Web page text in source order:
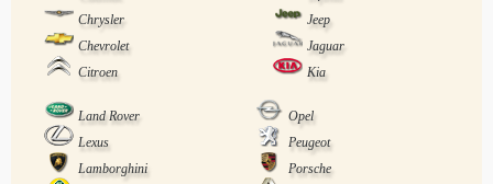
Chrysler
Jeep
Chevrolet
Jaguar
Citroen
Kia
Land Rover
Opel
Lexus
Peugeot
Lamborghini
Porsche